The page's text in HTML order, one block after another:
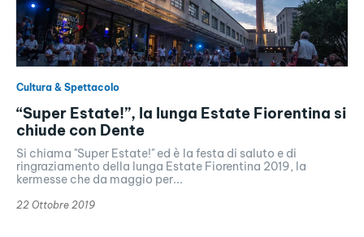
Cultura & Spettacolo
“Super Estate!”, la lunga Estate Fiorentina si
chiude con Dente
Si chiama "Super Estate!" ed è la festa di saluto e di
ringraziamento della lunga Estate Fiorentina 2019, la
kermesse che da maggio per...
22 Ottobre 2019